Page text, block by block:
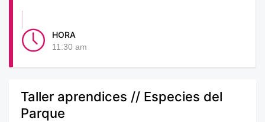
HORA
11:30 am
Taller aprendices // Especies del
Parque